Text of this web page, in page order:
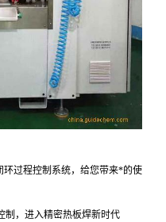
过程控制系统，给您带来*的使
，进入精密热板焊新时代